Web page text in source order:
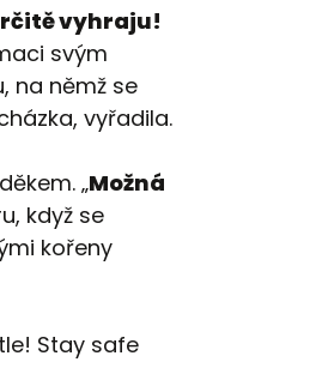
vyhraju!
svým
na němž se
vyřadila.
„Možná
když se
kořeny
Stay safe